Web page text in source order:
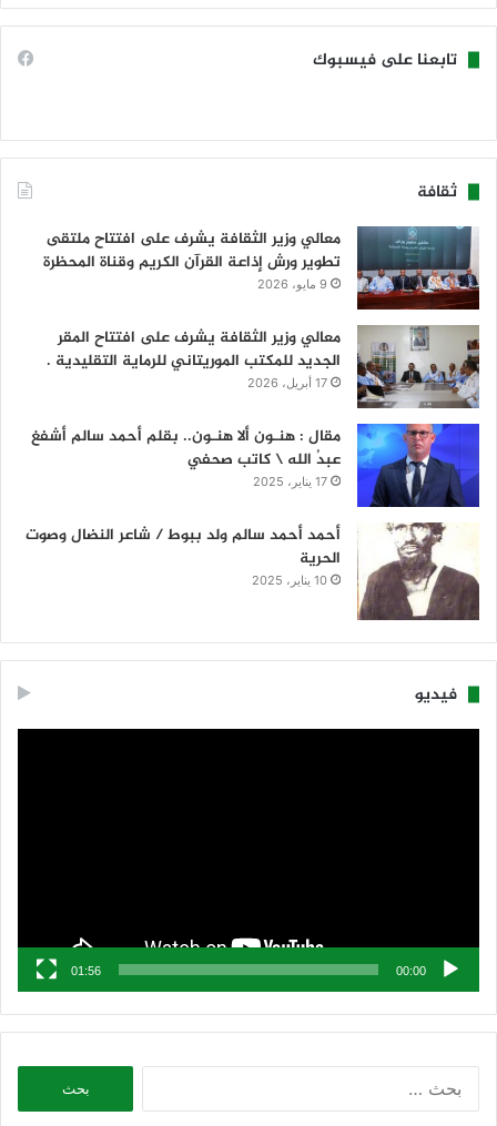
تابعنا على فيسبوك
ثقافة
معالي وزير الثقافة يشرف على افتتاح ملتقى
تطوير ورش إذاعة القرآن الكريم وقناة المحظرة
9 مايو، 2026
معالي وزير الثقافة يشرف على افتتاح المقر
الجديد للمكتب الموريتاني للرماية التقليدية .
17 أبريل، 2026
مقال : هنـون ألا هنـون.. بقلم أحمد سالم أشفغ
عبدُ الله \ كاتب صحفي
17 يناير، 2025
أحمد أحمد سالم ولد ببوط / شاعر النضال وصوت
الحرية
10 يناير، 2025
فيديو
00:00
01:56